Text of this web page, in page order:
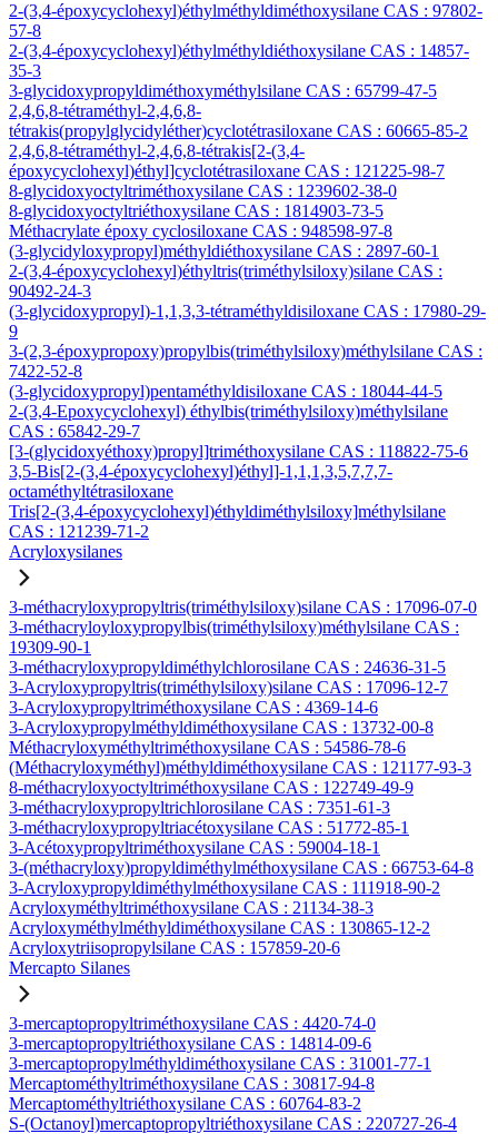
2-(3,4-époxycyclohexyl)éthylméthyldiméthoxysilane CAS : 97802-
57-8
2-(3,4-époxycyclohexyl)éthylméthyldiéthoxysilane CAS : 14857-
35-3
3-glycidoxypropyldiméthoxyméthylsilane CAS : 65799-47-5
2,4,6,8-tétraméthyl-2,4,6,8-
tétrakis(propylglycidyléther)cyclotétrasiloxane CAS : 60665-85-2
2,4,6,8-tétraméthyl-2,4,6,8-tétrakis[2-(3,4-
époxycyclohexyl)éthyl]cyclotétrasiloxane CAS : 121225-98-7
8-glycidoxyoctyltriméthoxysilane CAS : 1239602-38-0
8-glycidoxyoctyltriéthoxysilane CAS : 1814903-73-5
Méthacrylate époxy cyclosiloxane CAS : 948598-97-8
(3-glycidyloxypropyl)méthyldiéthoxysilane CAS : 2897-60-1
2-(3,4-époxycyclohexyl)éthyltris(triméthylsiloxy)silane CAS :
90492-24-3
(3-glycidoxypropyl)-1,1,3,3-tétraméthyldisiloxane CAS : 17980-29-
9
3-(2,3-époxypropoxy)propylbis(triméthylsiloxy)méthylsilane CAS :
7422-52-8
(3-glycidoxypropyl)pentaméthyldisiloxane CAS : 18044-44-5
2-(3,4-Epoxycyclohexyl) éthylbis(triméthylsiloxy)méthylsilane
CAS : 65842-29-7
[3-(glycidoxyéthoxy)propyl]triméthoxysilane CAS : 118822-75-6
3,5-Bis[2-(3,4-époxycyclohexyl)éthyl]-1,1,1,3,5,7,7,7-
octaméthyltétrasiloxane
Tris[2-(3,4-époxycyclohexyl)éthyldiméthylsiloxy]méthylsilane
CAS : 121239-71-2
Acryloxysilanes
3-méthacryloxypropyltris(triméthylsiloxy)silane CAS : 17096-07-0
3-méthacryloyloxypropylbis(triméthylsiloxy)méthylsilane CAS :
19309-90-1
3-méthacryloxypropyldiméthylchlorosilane CAS : 24636-31-5
3-Acryloxypropyltris(triméthylsiloxy)silane CAS : 17096-12-7
3-Acryloxypropyltriméthoxysilane CAS : 4369-14-6
3-Acryloxypropylméthyldiméthoxysilane CAS : 13732-00-8
Méthacryloxyméthyltriméthoxysilane CAS : 54586-78-6
(Méthacryloxyméthyl)méthyldiméthoxysilane CAS : 121177-93-3
8-méthacryloxyoctyltriméthoxysilane CAS : 122749-49-9
3-méthacryloxypropyltrichlorosilane CAS : 7351-61-3
3-méthacryloxypropyltriacétoxysilane CAS : 51772-85-1
3-Acétoxypropyltriméthoxysilane CAS : 59004-18-1
3-(méthacryloxy)propyldiméthylméthoxysilane CAS : 66753-64-8
3-Acryloxypropyldiméthylméthoxysilane CAS : 111918-90-2
Acryloxyméthyltriméthoxysilane CAS : 21134-38-3
Acryloxyméthylméthyldiméthoxysilane CAS : 130865-12-2
Acryloxytriisopropylsilane CAS : 157859-20-6
Mercapto Silanes
3-mercaptopropyltriméthoxysilane CAS : 4420-74-0
3-mercaptopropyltriéthoxysilane CAS : 14814-09-6
3-mercaptopropylméthyldiméthoxysilane CAS : 31001-77-1
Mercaptométhyltriméthoxysilane CAS : 30817-94-8
Mercaptométhyltriéthoxysilane CAS : 60764-83-2
S-(Octanoyl)mercaptopropyltriéthoxysilane CAS : 220727-26-4